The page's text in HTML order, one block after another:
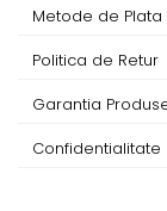
Metode de Plata
Politica de Retur
Garantia
Confidentialitate